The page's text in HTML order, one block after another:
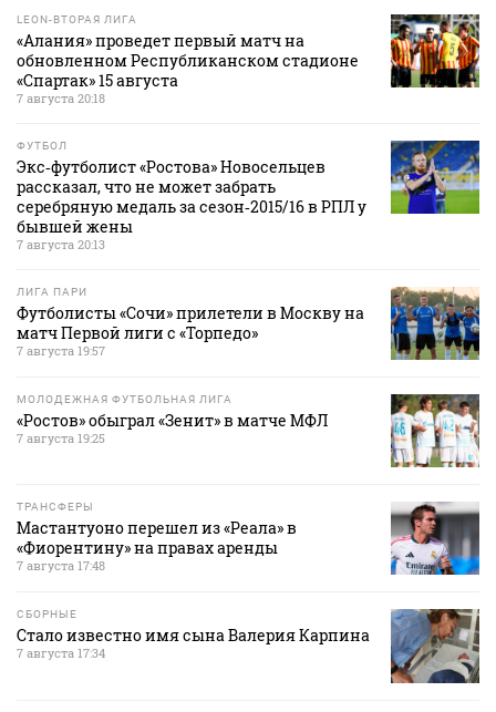
LEON-ВТОРАЯ ЛИГА
«Алания» проведет первый матч на
обновленном Республиканском стадионе
«Спартак» 15 августа
7 августа 20:18
ФУТБОЛ
Экс‑футболист «Ростова» Новосельцев
рассказал, что не может забрать
серебряную медаль за сезон‑2015/16 в РПЛ у
бывшей жены
7 августа 20:13
ЛИГА ПАРИ
Футболисты «Сочи» прилетели в Москву на
матч Первой лиги с «Торпедо»
7 августа 19:57
МОЛОДЕЖНАЯ ФУТБОЛЬНАЯ ЛИГА
«Ростов» обыграл «Зенит» в матче МФЛ
7 августа 19:25
ТРАНСФЕРЫ
Мастантуоно перешел из «Реала» в
«Фиорентину» на правах аренды
7 августа 17:48
СБОРНЫЕ
Стало известно имя сына Валерия Карпина
7 августа 17:34